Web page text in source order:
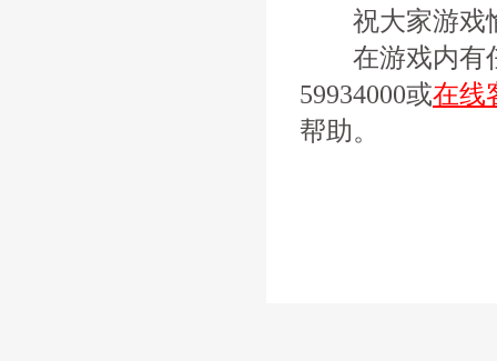
祝大家游戏
在游戏内有任
59934000或在线
帮助。